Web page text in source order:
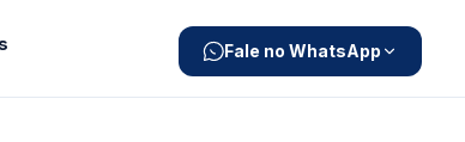
Fale no WhatsApp